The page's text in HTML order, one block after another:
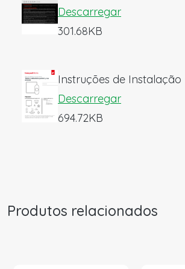
Descarregar
301.68KB
Instruções de Instalação
Descarregar
694.72KB
Produtos relacionados